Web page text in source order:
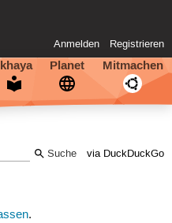
Anmelden Registrieren
Planet Mitmachen
via DuckDuckGo
.